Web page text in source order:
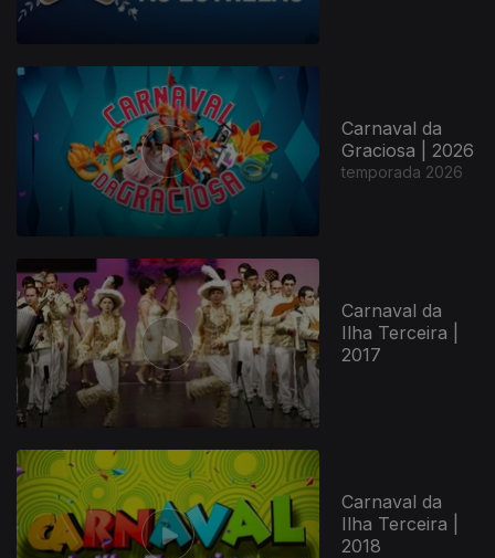
Carnaval da
Graciosa | 2026
temporada 2026
Carnaval da
Ilha Terceira |
2017
Carnaval da
Ilha Terceira |
2018